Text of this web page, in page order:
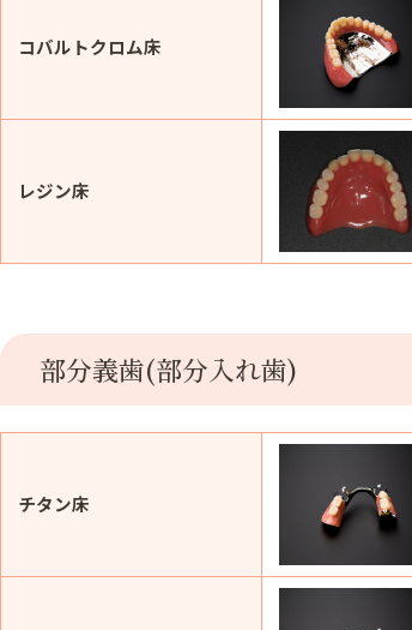
コバルトクロム床
レジン床
部分義歯(部分入れ歯)
チタン床